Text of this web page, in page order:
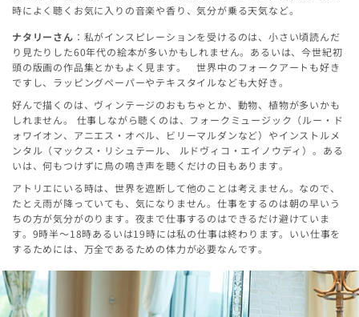
時によく聴くお気に入りの音楽や香り、気分が乗る天気など。
ナタリーさん ：私がインスピレーションを受けるのは、小さい頃読んだ
り見たりした60年代の絵本が多いかもしれません。あるいは、今世紀初
頭の版画の作品集とかもよく見ます。 世界中のフォークアートも好き
ですし、ラッピングペーパーやテキスタイルなども大好き。
好んで描くのは、ヴィンテージのおもちゃとか、動物、植物が多いかも
しれません。 仕事しながら聴くのは、フォークミュージック（ルー・ド
ォワイオン、アニエス・オベル、ビリーマルダンなど）やインストルメ
ンタル（マックス・リシュテール、 ルドヴィコ・エイノウディ）。ある
いは、何もつけずに鳥の鳴き声を聴くだけの日もあります。
アトリエにいる時は、世界を遮断して他のことは考えません。なので、
たとえ雨が降っていても、気になりません。仕事をするのは朝の早いう
ちの方が気分がのります。夜まで仕事するのはできるだけ避けていま
す。9時半〜18時あるいは19時には私の仕事は終わります。いい仕事を
するためには、万全であるための体力が必要なんです。